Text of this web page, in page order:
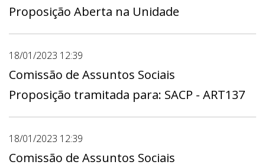
Proposição Aberta na Unidade
18/01/2023 12:39
Comissão de Assuntos Sociais
Proposição tramitada para: SACP - ART137
18/01/2023 12:39
Comissão de Assuntos Sociais